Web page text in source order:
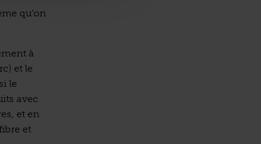
qu’on
à
et le
le
avec
et en
et